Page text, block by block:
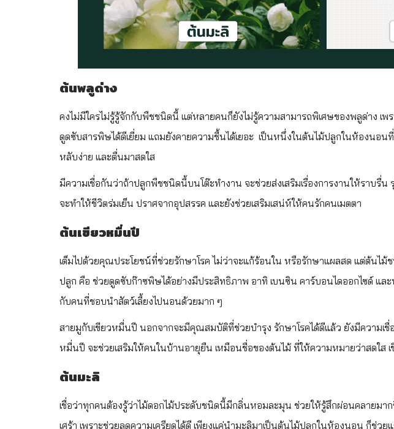
ต้นพลูด่าง
คงไม่มีใครไม่รู้รู้จักกับพืชชนิดนี้ แต่หลายคนก็ยังไม่รู้ความสามารถพิเศษของพลูด่าง เพ
ดูดซับสารพิษได้ดีเยี่ยม แถมยังคายความชื้นได้เยอะ เป็นหนึ่งในต้นไม้ปลูกในห้องนอน
หลับง่าย และตื่นมาสดใส
มีความเชื่อกันว่าถ้าปลูกพืชชนิดนี้บนโต๊ะทำงาน จะช่วยส่งเสริมเรื่องการงานให้ราบรื่
จะทำให้ชีวิตร่มเย็น ปราศจากอุปสรรค และยังช่วยเสริมเสน่ห์ให้คนรักคนเมตตา
ต้นเขียวหมื่นปี
เต็มไปด้วยคุณประโยชน์ที่ช่วยรักษาโรค ไม่ว่าจะแก้ร้อนใน หรือรักษาแผลสด แต่ต้น
ปลูก คือ ช่วยดูดซับก๊าซพิษได้อย่างมีประสิทธิภาพ อาทิ เบนซิน คาร์บอนไดออกไซด์ แล
กับคนที่ชอบนำสัตว์เลี้ยงไปนอนด้วยมาก ๆ
สายมูกับเขียวหมื่นปี นอกจากจะมีคุณสมบัติที่ช่วยบำรุง รักษาโรคได้ดีแล้ว ยังมีความเ
หมื่นปี จะช่วยเสริมให้คนในบ้านอายุยืน เหมือนชื่อของต้นไม้ ที่ให้ความหมายว่าสดใส
ต้นมะลิ
เชื่อว่าทุกคนต้องรู้ว่าไม้ดอกไม้ประดับชนิดนี้มีกลิ่นหอมละมุน ช่วยให้รู้สึกผ่อนคลายมา
เศร้า เพราะช่วยลดความเครียดได้ดี เพียงแค่นำมะลิมาเป็นต้นไม้ปลูกในห้องนอน ก็